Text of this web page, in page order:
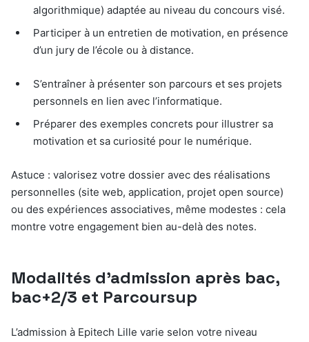
algorithmique) adaptée au niveau du concours visé.
Participer à un entretien de motivation, en présence
d’un jury de l’école ou à distance.
S’entraîner à présenter son parcours et ses projets
personnels en lien avec l’informatique.
Préparer des exemples concrets pour illustrer sa
motivation et sa curiosité pour le numérique.
Astuce : valorisez votre dossier avec des réalisations
personnelles (site web, application, projet open source)
ou des expériences associatives, même modestes : cela
montre votre engagement bien au-delà des notes.
Modalités d’admission après bac,
bac+2/3 et Parcoursup
L’admission à Epitech Lille varie selon votre niveau